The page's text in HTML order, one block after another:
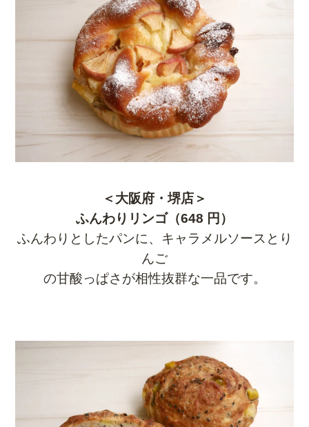
＜大阪府・堺店＞
ふんわりリンゴ（648 円）
ふんわりとしたパンに、キャラメルソースとり
んご
の甘酸っぱさが相性抜群な一品です。